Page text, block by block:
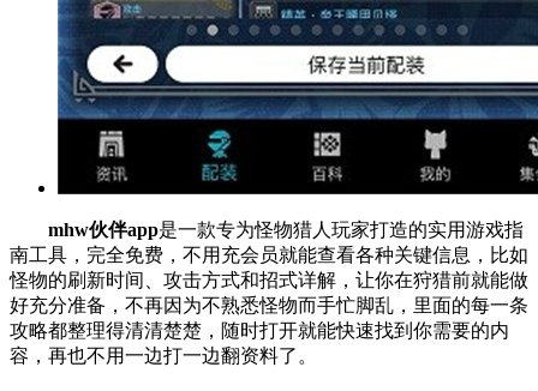
mhw伙伴app是一款专为怪物猎人玩家打造的实用游戏指
南工具，完全免费，不用充会员就能查看各种关键信息，比如
怪物的刷新时间、攻击方式和招式详解，让你在狩猎前就能做
好充分准备，不再因为不熟悉怪物而手忙脚乱，里面的每一条
攻略都整理得清清楚楚，随时打开就能快速找到你需要的内
容，再也不用一边打一边翻资料了。